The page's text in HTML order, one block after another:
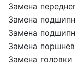
Замена
Замена
Замена
Замена
Замена